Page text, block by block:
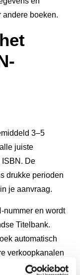
andere boeken.
3–5
juiste
De
drukke perioden
je aanvraag.
nummer en wordt
Titelbank.
automatisch
verkoopkanalen